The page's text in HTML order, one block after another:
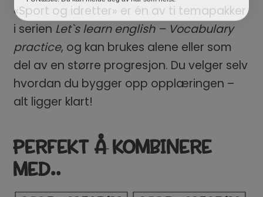
«Sport og idretter» er én av ti temapakker
i serien Let`s learn english – Vocabulary
practice, og kan brukes alene eller som
del av en større progresjon. Du velger selv
hvordan du bygger opp opplæringen –
alt ligger klart!
PERFEKT Å KOMBINERE
MED..